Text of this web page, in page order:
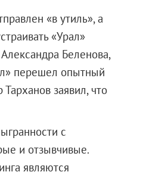
«в утиль», а
«Урал»
Беленова,
перешел опытный
заявил, что
с
и отзывчивые.
являются